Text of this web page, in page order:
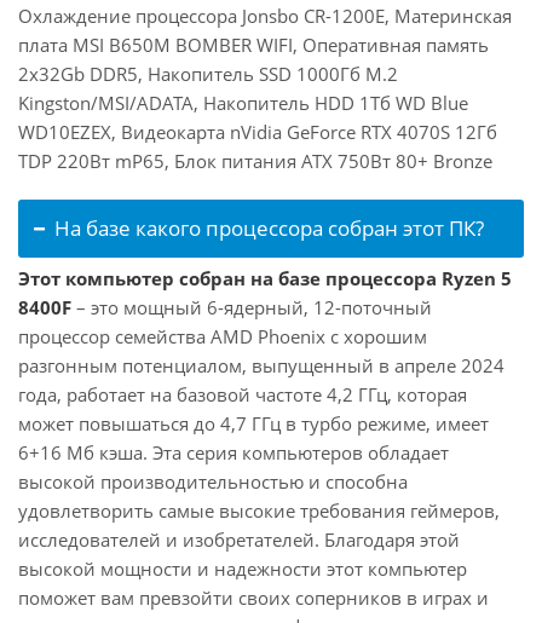
Охлаждение процессора Jonsbo CR-1200E, Материнская
плата MSI B650M BOMBER WIFI, Оперативная память
2x32Gb DDR5, Накопитель SSD 1000Гб M.2
Kingston/MSI/ADATA, Накопитель HDD 1Тб WD Blue
WD10EZEX, Видеокарта nVidia GeForce RTX 4070S 12Гб
TDP 220Вт mP65, Блок питания ATX 750Вт 80+ Bronze
На базе какого процессора собран этот ПК?
Этот компьютер собран на базе процессора Ryzen 5
8400F – это мощный 6-ядерный, 12-поточный
процессор семейства AMD Phoenix с хорошим
разгонным потенциалом, выпущенный в апреле 2024
года, работает на базовой частоте 4,2 ГГц, которая
может повышаться до 4,7 ГГц в турбо режиме, имеет
6+16 Мб кэша. Эта серия компьютеров обладает
высокой производительностью и способна
удовлетворить самые высокие требования геймеров,
исследователей и изобретателей. Благодаря этой
высокой мощности и надежности этот компьютер
поможет вам превзойти своих соперников в играх и